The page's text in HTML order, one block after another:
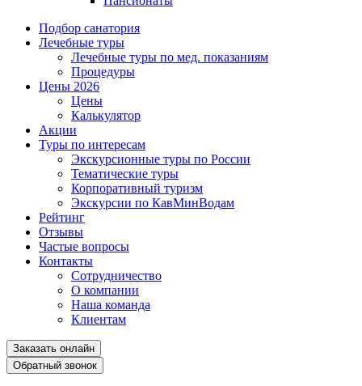
Подбор санатория
Лечебные туры
Лечебные туры по мед. показаниям
Процедуры
Цены 2026
Цены
Калькулятор
Акции
Туры по интересам
Экскурсионные туры по России
Тематические туры
Корпоративный туризм
Экскурсии по КавМинВодам
Рейтинг
Отзывы
Частые вопросы
Контакты
Сотрудничество
О компании
Наша команда
Клиентам
Заказать онлайн
Обратный звонок